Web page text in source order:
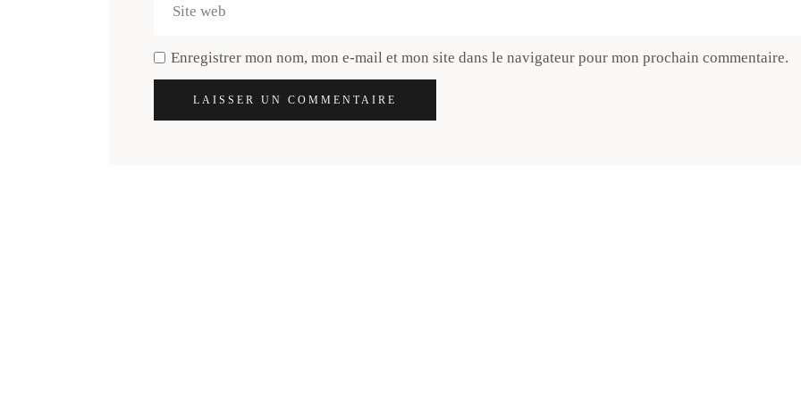
Enregistrer mon nom, mon e-mail et mon site dans le navigateur pour mon prochain commentaire.
LAISSER UN COMMENTAIRE